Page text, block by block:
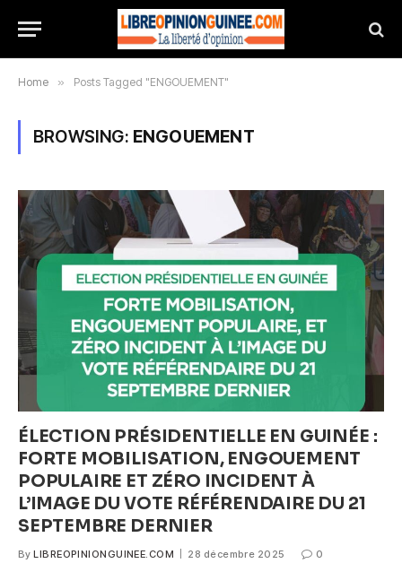
Home » Posts Tagged "ENGOUEMENT"
BROWSING: ENGOUEMENT
ÉLECTION PRÉSIDENTIELLE EN GUINÉE :
FORTE MOBILISATION, ENGOUEMENT
POPULAIRE ET ZÉRO INCIDENT À
L’IMAGE DU VOTE RÉFÉRENDAIRE DU 21
SEPTEMBRE DERNIER
By LIBREOPINIONGUINEE.COM 28 décembre 2025 0